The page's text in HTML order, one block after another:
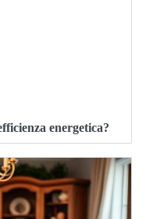
energetica?